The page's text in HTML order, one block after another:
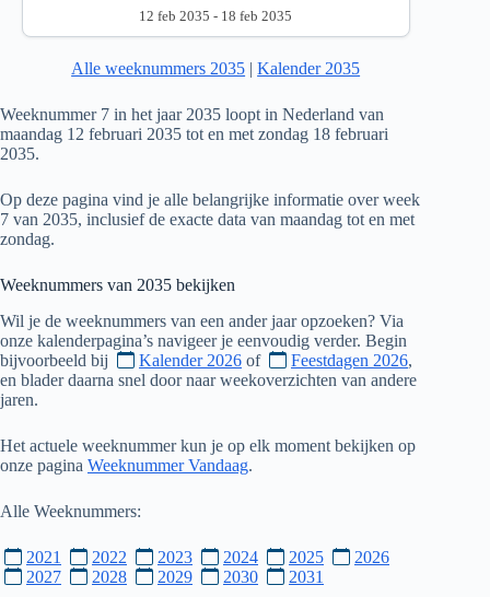
12 feb 2035 - 18 feb 2035
Alle weeknummers 2035 |Kalender 2035
Weeknummer 7 in het jaar 2035 loopt in Nederland van
maandag 12 februari 2035 tot en met zondag 18 februari
2035.
Op deze pagina vind je alle belangrijke informatie over week
7 van 2035, inclusief de exacte data van maandag tot en met
zondag.
Weeknummers van 2035 bekijken
Wil je de weeknummers van een ander jaar opzoeken? Via
onze kalenderpagina’s navigeer je eenvoudig verder. Begin
bijvoorbeeld bij
Kalender 2026 of Feestdagen 2026,
en blader daarna snel door naar weekoverzichten van andere
jaren.
Het actuele weeknummer kun je op elk moment bekijken op
onze pagina Weeknummer Vandaag.
Alle Weeknummers:
2021 2022 2023 2024 2025
2026
2027
2028 2029 2030 2031